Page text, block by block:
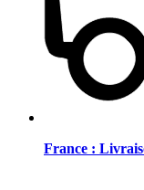
France :